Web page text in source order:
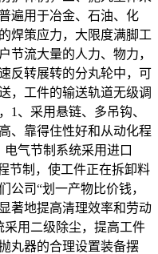
遍用于冶金、石油、化
焊策应力，大限度满脚工
节流大量的人力、物力，
反转展转的分丸轮中，可
，工件的输送轨道无级调
1、采用悬链、多吊钩、
、靠得住性好和从动化程
气节制系统采用进口
节制，使工件正在拆卸料
公司“划一产物比价钱，
著地提高清理效率和劳动
采用二级除尘，提高工件
丸器的合理设置装备摆